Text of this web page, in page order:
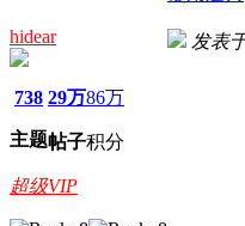
hidear
738
主题
29万
帖子
86万
积分
超级VIP
发表